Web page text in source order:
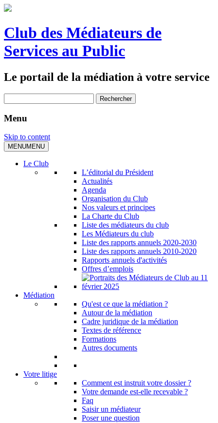
Club des Médiateurs de
Services au Public
Le portail de la médiation à votre service
Menu
Skip to content
MENUMENU
Le Club
L’éditorial du Président
Actualités
Agenda
Organisation du Club
Nos valeurs et principes
La Charte du Club
Liste des médiateurs du club
Les Médiateurs du club
Liste des rapports annuels 2020-2030
Liste des rapports annuels 2010-2020
Rapports annuels d'activités
Offres d’emplois
Médiation
Qu'est ce que la médiation ?
Autour de la médiation
Cadre juridique de la médiation
Textes de référence
Formations
Autres documents
Votre litige
Comment est instruit votre dossier ?
Votre demande est-elle recevable ?
Faq
Saisir un médiateur
Poser une question